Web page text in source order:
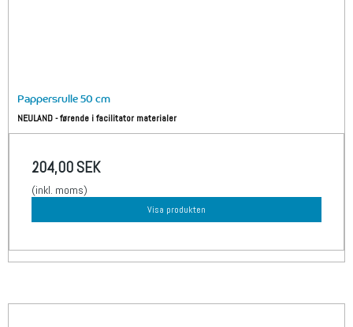
Pappersrulle 50 cm
NEULAND - førende i facilitator materialer
204,00 SEK
(inkl. moms)
Visa produkten